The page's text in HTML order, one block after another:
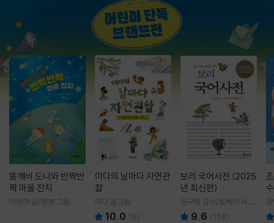
똥깨비 도니와 반짝반
짝 마을 잔치
이현아 글/핸짱 그림
이다의 날마다 자연관
찰
이다 글그림
10.0 (9)
보리 국어사전 (2025
년 최신판)
윤구병 감수/토박이 사전
편찬실 편
9.6 (158)